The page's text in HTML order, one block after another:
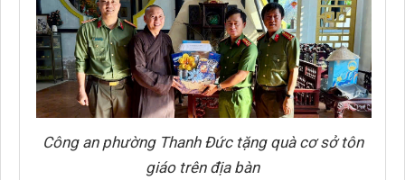
Công an phường Thanh Đức tặng quà cơ sở tôn
giáo trên địa bàn